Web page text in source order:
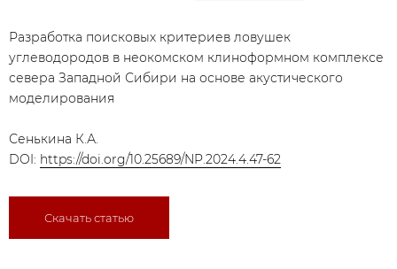
Разработка поисковых критериев ловушек
углеводородов в неокомском клиноформном комплексе
севера Западной Сибири на основе акустического
моделирования
Сенькина К.А.
DOI: https://doi.org/10.25689/NP.2024.4.47-62
Скачать статью